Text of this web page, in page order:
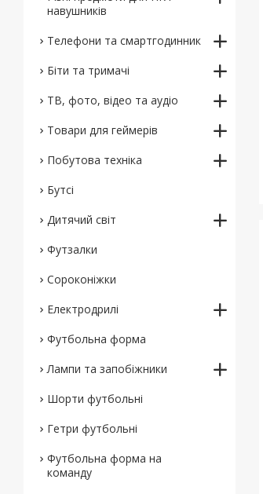
навушників
Телефони та смартгодинник
Біти та тримачі
ТВ, фото, відео та аудіо
Товари для геймерів
Побутова техніка
Бутсі
Дитячий світ
Футзалки
Сороконіжки
Електродрилі
Футбольна форма
Лампи та запобіжники
Шорти футбольні
Гетри футбольні
Футбольна форма на
команду